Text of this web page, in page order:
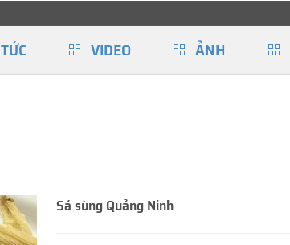
VIDEO ẢNH
Sá sùng Quảng Ninh